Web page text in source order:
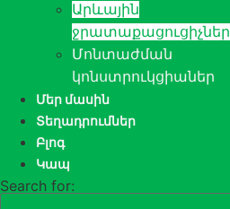
Արևային
ջրատաքացուցիչներ
Մոնտաժման
կոնստրուկցիաներ
Մեր մասին
Տեղադրումներ
Բլոգ
Կապ
Search for: